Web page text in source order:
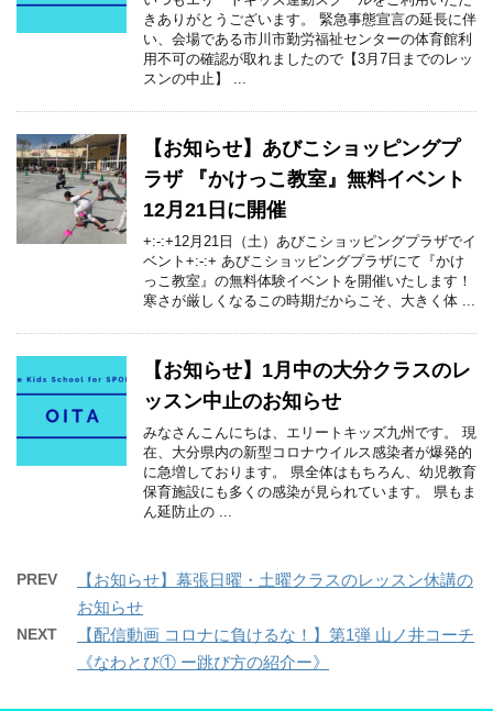
きありがとうございます。 緊急事態宣言の延長に伴
い、会場である市川市勤労福祉センターの体育館利
用不可の確認が取れましたので【3月7日までのレッ
スンの中止】 ...
【お知らせ】あびこショッピングプ
ラザ 『かけっこ教室』無料イベント
12月21日に開催
+:-:+12月21日（土）あびこショッピングプラザでイ
ベント+:-:+ あびこショッピングプラザにて『かけ
っこ教室』の無料体験イベントを開催いたします！
寒さが厳しくなるこの時期だからこそ、大きく体 ...
【お知らせ】1月中の大分クラスのレ
ッスン中止のお知らせ
みなさんこんにちは、エリートキッズ九州です。 現
在、大分県内の新型コロナウイルス感染者が爆発的
に急増しております。 県全体はもちろん、幼児教育
保育施設にも多くの感染が見られています。 県もま
ん延防止の ...
PREV
【お知らせ】幕張日曜・土曜クラスのレッスン休講の
お知らせ
NEXT
【配信動画 コロナに負けるな！】第1弾 山ノ井コーチ
《なわとび① ー跳び方の紹介ー》